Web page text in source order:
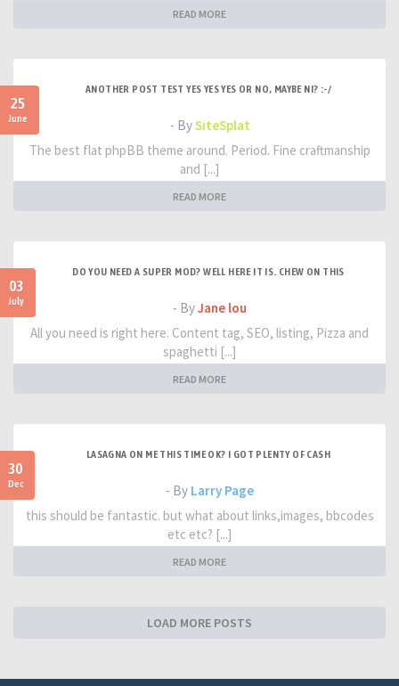
READ MORE
25
June
ANOTHER POST TEST YES YES YES OR NO, MAYBE NI? :-/
- BySiteSplat
The best flat phpBB theme around. Period. Fine craftmanship
and [...]
READ MORE
03
July
DO YOU NEED A SUPER MOD? WELL HERE IT IS. CHEW ON THIS
- ByJane lou
All you need is right here. Content tag, SEO, listing, Pizza and
spaghetti [...]
READ MORE
30
Dec
LASAGNA ON ME THIS TIME OK? I GOT PLENTY OF CASH
- By Larry Page
this should be fantastic. but what about links,images, bbcodes
etc etc? [...]
READ MORE
LOAD MORE POSTS